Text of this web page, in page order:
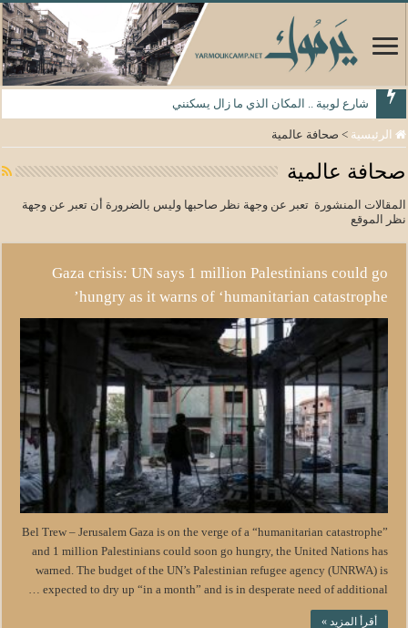
شارع لوبية .. المكان الذي ما زال يسكنني
الرئيسية > صحافة عالمية
صحافة عالمية
المقالات المنشورة تعبر عن وجهة نظر صاحبها وليس بالضرورة أن تعبر عن وجهة
نظر الموقع
Gaza crisis: UN says 1 million Palestinians could go
hungry as it warns of ‘humanitarian catastrophe’
Bel Trew – Jerusalem Gaza is on the verge of a “humanitarian catastrophe”
and 1 million Palestinians could soon go hungry, the United Nations has
warned. The budget of the UN’s Palestinian refugee agency (UNRWA) is
expected to dry up “in a month” and is in desperate need of additional …
أقرأ المزيد »